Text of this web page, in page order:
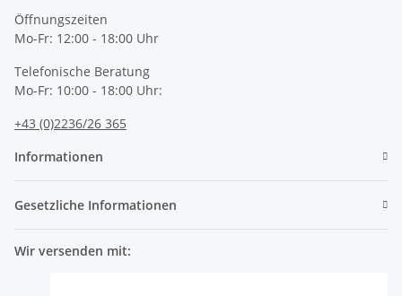
Öffnungszeiten
Mo-Fr: 12:00 - 18:00 Uhr
Telefonische Beratung
Mo-Fr: 10:00 - 18:00 Uhr:
+43 (0)2236/26 365
Informationen
Gesetzliche Informationen
Wir versenden mit: